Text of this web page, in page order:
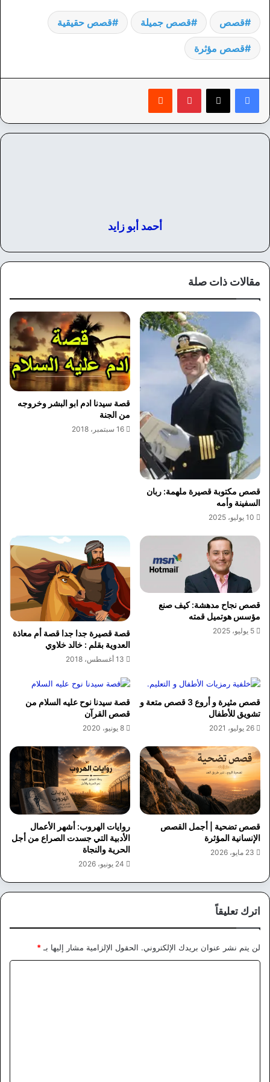
قصص قصص جميلة قصص حقيقية
قصص مؤثرة
بينتيريست
أحمد أبو زايد
مقالات ذات صلة
قصص مكتوبة قصيرة ملهمة: ربان
السفينة وأمه
10 يوليو، 2025
قصة سيدنا ادم ابو البشر وخروجه
من الجنة
16 سبتمبر، 2018
قصص نجاح مدهشة: كيف صنع
مؤسس هوتميل قمته
5 يوليو، 2025
قصة قصيرة جدا جدا قصة أم معاذة
العدوية بقلم : خالد خلاوي
13 أغسطس، 2018
قصص مثيرة و أروع 3 قصص متعة و
تشويق للأطفال
26 يوليو، 2021
قصة سيدنا نوح عليه السلام من
قصص القرآن
8 يونيو، 2020
قصص تضحية | أجمل القصص
الإنسانية المؤثرة
23 مايو، 2026
روايات الهروب: أشهر الأعمال
الأدبية التي جسدت الصراع من أجل
الحرية والنجاة
24 يونيو، 2026
اترك تعليقاً
لن يتم نشر عنوان بريدك الإلكتروني. الحقول الإلزامية مشار إليها بـ *